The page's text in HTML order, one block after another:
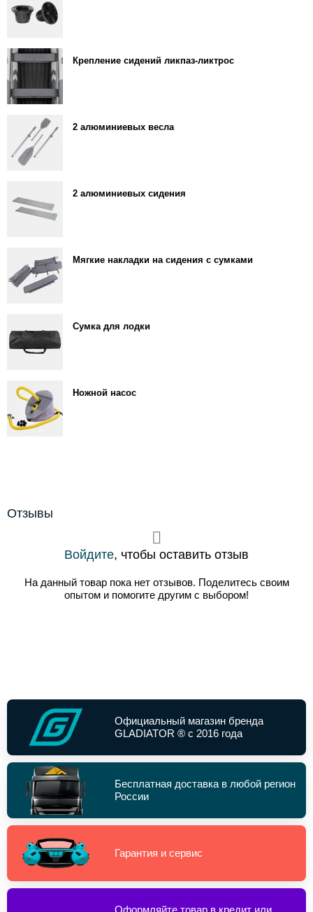
Крепление сидений ликпаз-ликтрос
2 алюминиевых весла
2 алюминиевых сидения
Мягкие накладки на сидения с сумками
Сумка для лодки
Ножной насос
Отзывы
Войдите, чтобы оставить отзыв
На данный товар пока нет отзывов. Поделитесь своим
опытом и помогите другим с выбором!
Официальный магазин бренда
GLADIATOR ® с 2016 года
Бесплатная доставка в любой регион
России
Гарантия и сервис
Оформляйте товар в кредит или